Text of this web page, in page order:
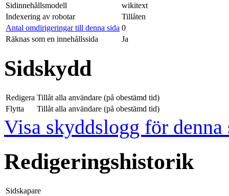
Sidinnehållsmodell
wikitext
Indexering av robotar
Tillåten
Antal omdirigeringar till denna sida 0
Räknas som en innehållssida
Ja
Sidskydd
Redigera Tillåt alla användare (på obestämd tid)
Flytta
Tillåt alla användare (på obestämd tid)
Visa skyddslogg för denna
Redigeringshistorik
Sidskapare